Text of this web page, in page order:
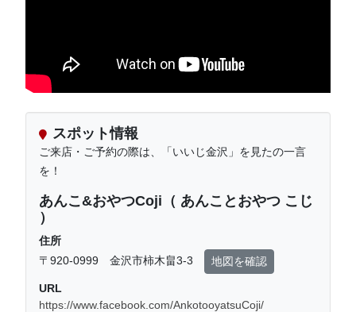
スポット情報
ご来店・ご予約の際は、「いいじ金沢」を見たの一言
を！
あんこ&おやつCoji（ あんことおやつ こじ
）
住所
〒920-0999 金沢市柿木畠3-3
地図を確認
URL
https://www.facebook.com/AnkotooyatsuCoji/